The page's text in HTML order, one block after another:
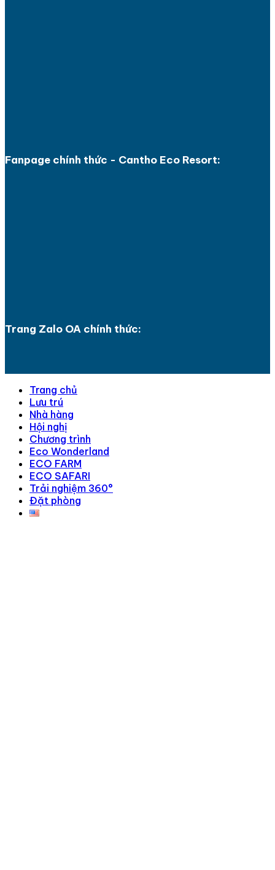
Fanpage chính thức - Cantho Eco Resort:
Trang Zalo OA chính thức:
Trang chủ
Lưu trú
Nhà hàng
Hội nghị
Chương trình
Eco Wonderland
ECO FARM
ECO SAFARI
Trải nghiệm 360°
Đặt phòng